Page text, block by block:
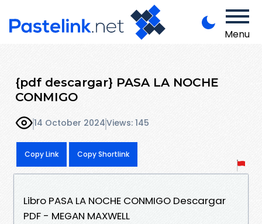
Menu
{pdf descargar} PASA LA NOCHE
CONMIGO
14 October 2024Views: 145
Copy Link Copy Shortlink
Libro PASA LA NOCHE CONMIGO Descargar
PDF - MEGAN MAXWELL